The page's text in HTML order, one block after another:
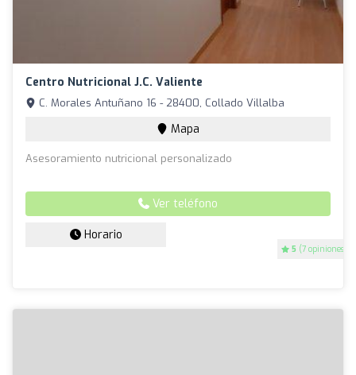
Centro Nutricional J.C. Valiente
5 (7 opiniones)
C. Morales Antuñano 16 - 28400, Collado Villalba
Mapa
Asesoramiento nutricional personalizado
Ver teléfono
Horario